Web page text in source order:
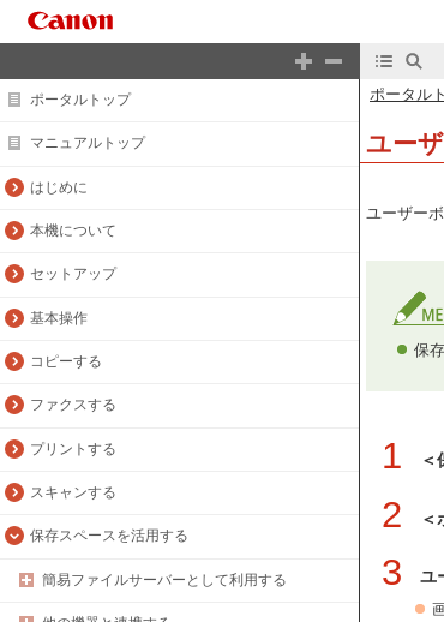
ポータルトップ
マニュアルトップ
はじめに
本機について
セットアップ
基本操作
コピーする
ファクスする
プリントする
スキャンする
保存スペースを活用する
簡易ファイルサーバーとして利用する
ポータル
ユー
ユーザー
保
1 ＜
2 ＜
3 ユ